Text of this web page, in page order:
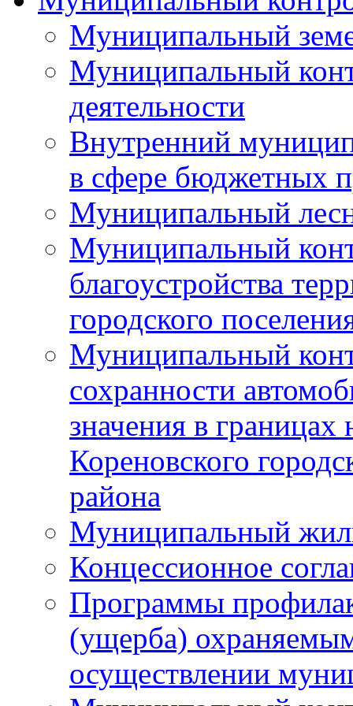
Муниципальный
Муниципальный
деятельности
Внутренний
в сфере бюджетных
Муниципальный
Муниципальный
благоустройства
городского
Муниципальный
сохранности
значения в
Кореновского
района
Муниципальный
Концессионное
Программы
(ущерба)
осуществлении